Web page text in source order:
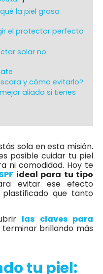
la piel grasa
el protector perfecto
solar no
y cómo evitarlo?
aliado si tienes
sola en esta misión.
posible cuidar tu piel
ni comodidad. Hoy te
SPF ideal para tu tipo
evitar ese efecto
que tanto
las claves para
terminar brillando más
tu piel: